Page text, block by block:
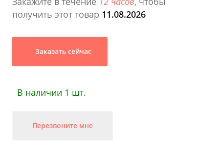
получить этот товар 11.08.2026
Заказать сейчас
В наличии 1 шт.
Перезвоните мне